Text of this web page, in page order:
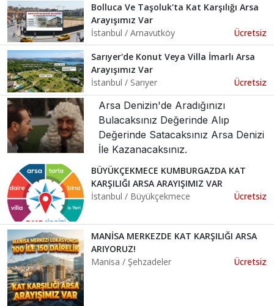
Bolluca Ve Taşoluk'ta Kat Karşılığı Arsa
Arayışımız Var
İstanbul / Arnavutköy
Ücretsiz
Sarıyer'de Konut Veya Villa İmarlı Arsa
Arayışımız Var
İstanbul / Sarıyer
Ücretsiz
Arsa Denizin'de Aradığınızı
Bulacaksınız Değerinde Alıp
Değerinde Satacaksınız Arsa Denizi
İle Kazanacaksınız.
BÜYÜKÇEKMECE KUMBURGAZDA KAT
KARŞILIĞI ARSA ARAYIŞIMIZ VAR
İstanbul / Büyükçekmece
Ücretsiz
MANİSA MERKEZDE KAT KARŞILIĞI ARSA
ARIYORUZ!
Manisa / Şehzadeler
Ücretsiz